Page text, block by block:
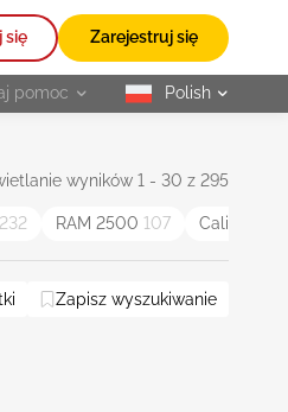
się Zarejestruj się
pomoc selected
Polish
wyników 1 - 30 z 295
232 RAM 2500 107 Caliber
Zapisz wyszukiwanie